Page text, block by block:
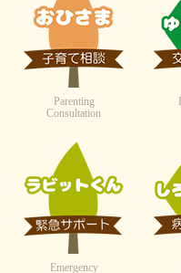
Parenting
Consultation
Emergency